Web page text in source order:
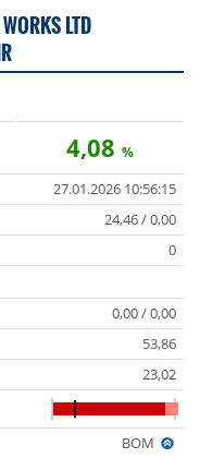
LTD
4,08 %
27.01.2026 10:56:15
24,46 / 0,00
0
0,00 / 0,00
53,86
23,02
BOM